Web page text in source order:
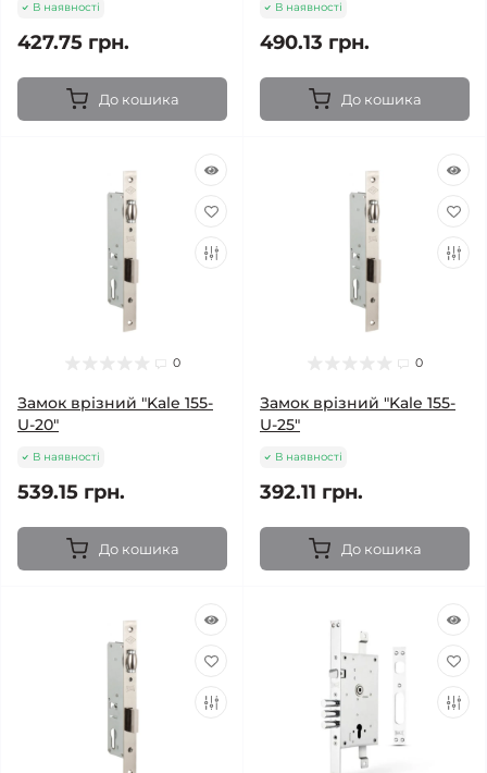
В наявності
427.75 грн.
До кошика
В наявності
490.13 грн.
До кошика
0
Замок врізний "Kale 155-
U-20"
В наявності
539.15 грн.
До кошика
0
Замок врізний "Kale 155-
U-25"
В наявності
392.11 грн.
До кошика